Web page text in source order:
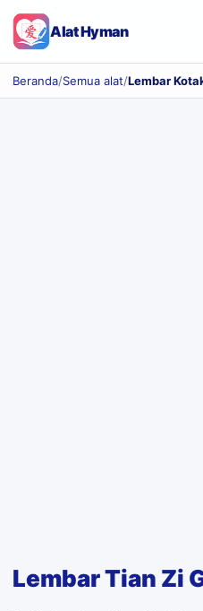
Alat Hyman
Beranda/Semua alat/Lembar
Lembar Tian Zi